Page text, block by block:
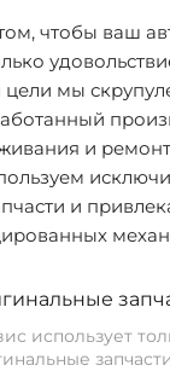
чтобы ваш
мы
и
и
использует
запчасти